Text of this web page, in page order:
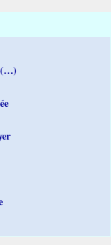
(…)